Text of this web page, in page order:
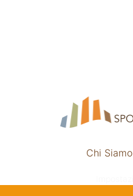
Chi Siamo